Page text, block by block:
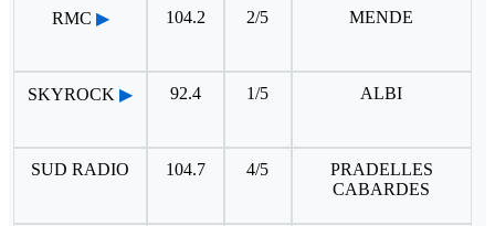
RMC ▶ 104.2 2/5 MENDE
SKYROCK ▶ 92.4 1/5 ALBI
SUD RADIO 104.7 4/5
PRADELLES
CABARDES